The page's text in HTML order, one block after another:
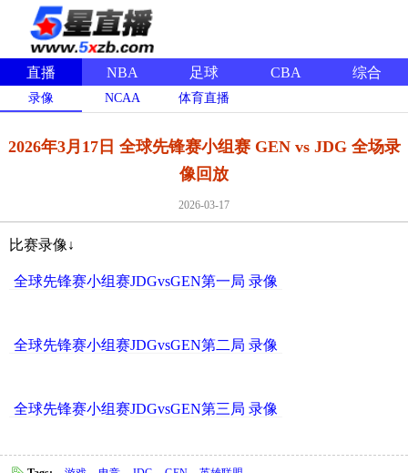
直播 NBA 足球 CBA 综合
录像 NCAA 体育直播
2026年3月17日 全球先锋赛小组赛 GEN vs JDG 全场录
像回放
2026-03-17
比赛录像↓
全球先锋赛小组赛JDGvsGEN第一局 录像
全球先锋赛小组赛JDGvsGEN第二局 录像
全球先锋赛小组赛JDGvsGEN第三局 录像